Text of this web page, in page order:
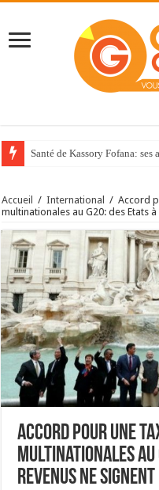
Santé de Kassory Fofana:
Accueil / International / Accord
multinationales au G20: des Etats
Accord pour une
multinationales au
revenus ne signent